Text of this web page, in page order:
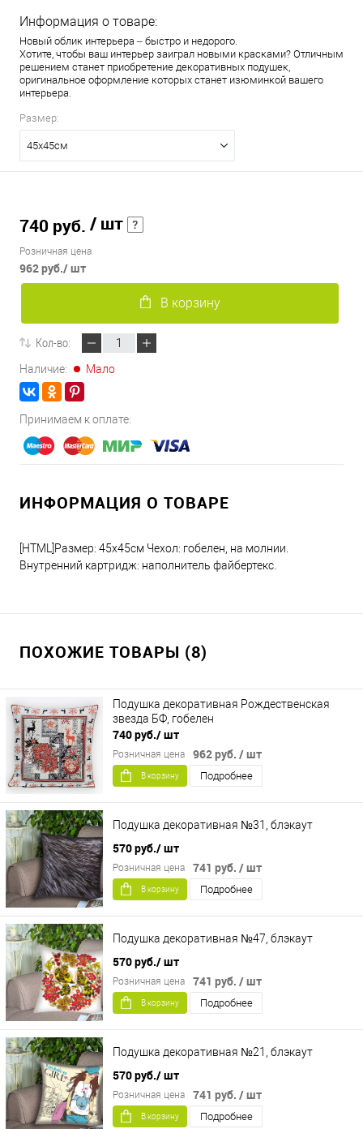
Информация о товаре:
Новый облик интерьера – быстро и недорого.
Хотите, чтобы ваш интерьер заиграл новыми красками? Отличным
решением станет приобретение декоративных подушек,
оригинальное оформление которых станет изюминкой вашего
интерьера.
Размер:
45х45см
740 руб. / шт
Розничная цена
962 руб./ шт
В корзину
Кол-во:
Наличие: Мало
Принимаем к оплате:
ИНФОРМАЦИЯ О ТОВАРЕ
[HTML]Размер: 45х45см Чехол: гобелен, на молнии.
Внутренний картридж: наполнитель файбертекс.
ПОХОЖИЕ ТОВАРЫ (8)
Подушка декоративная Рождественская
звезда БФ, гобелен
740 руб./ шт
962 руб. / шт
Розничная цена
В корзину Подробнее
Подушка декоративная №31, блэкаут
570 руб./ шт
741 руб. / шт
Розничная цена
В корзину Подробнее
Подушка декоративная №47, блэкаут
570 руб./ шт
741 руб. / шт
Розничная цена
В корзину Подробнее
Подушка декоративная №21, блэкаут
570 руб./ шт
741 руб. / шт
Розничная цена
В корзину Подробнее